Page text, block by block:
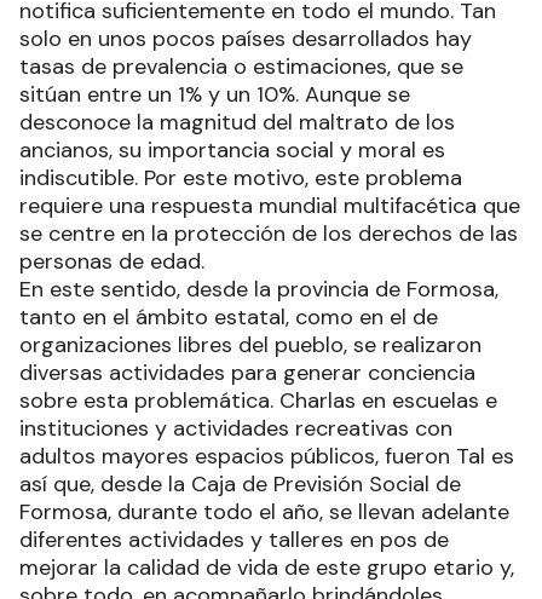
notifica suficientemente en todo el mundo. Tan
solo en unos pocos países desarrollados hay
tasas de prevalencia o estimaciones, que se
sitúan entre un 1% y un 10%. Aunque se
desconoce la magnitud del maltrato de los
ancianos, su importancia social y moral es
indiscutible. Por este motivo, este problema
requiere una respuesta mundial multifacética que
se centre en la protección de los derechos de las
personas de edad.
En este sentido, desde la provincia de Formosa,
tanto en el ámbito estatal, como en el de
organizaciones libres del pueblo, se realizaron
diversas actividades para generar conciencia
sobre esta problemática. Charlas en escuelas e
instituciones y actividades recreativas con
adultos mayores espacios públicos, fueron Tal es
así que, desde la Caja de Previsión Social de
Formosa, durante todo el año, se llevan adelante
diferentes actividades y talleres en pos de
mejorar la calidad de vida de este grupo etario y,